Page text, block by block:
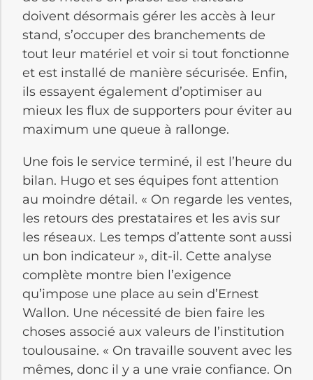
doivent désormais gérer les accès à leur
stand, s’occuper des branchements de
tout leur matériel et voir si tout fonctionne
et est installé de manière sécurisée. Enfin,
ils essayent également d’optimiser au
mieux les flux de supporters pour éviter au
maximum une queue à rallonge.
Une fois le service terminé, il est l’heure du
bilan. Hugo et ses équipes font attention
au moindre détail. « On regarde les ventes,
les retours des prestataires et les avis sur
les réseaux. Les temps d’attente sont aussi
un bon indicateur », dit-il. Cette analyse
complète montre bien l’exigence
qu’impose une place au sein d’Ernest
Wallon. Une nécessité de bien faire les
choses associé aux valeurs de l’institution
toulousaine. « On travaille souvent avec les
mêmes, donc il y a une vraie confiance. On